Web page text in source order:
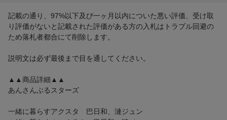
記載の通り、97%以下及び一ヶ月以内についた悪い評価、受け取
り評価がないと記載された評価がある方の入札はトラブル回避の
ため落札者都合にて削除します。
説明文は必ず最後まで目を通してください。
▲▲商品詳細▲▲
あんさんぶるスターズ
一緒に暮らすアクスタ 巴日和、漣ジュン